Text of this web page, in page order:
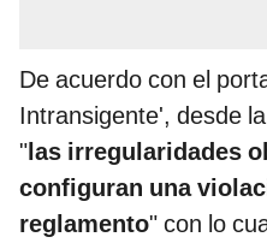
De acuerdo con el
Intransigente', desde
"las irregularidades
configuran una
reglamento" con lo